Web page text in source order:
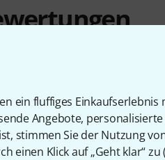
ein fluffiges
Angebote,
stimmen Sie der Nutzung
einen Klick auf „Geht klar“ zu (